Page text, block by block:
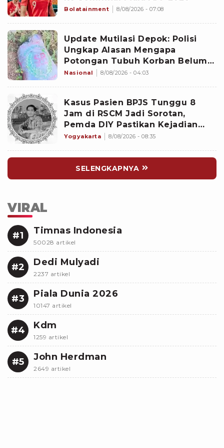
Bolatainment 8/08/2026 - 07:08
Update Mutilasi Depok: Polisi
Ungkap Alasan Mengapa
Potongan Tubuh Korban Belum
Juga Ditemukan
Nasional 8/08/2026 - 04:03
Kasus Pasien BPJS Tunggu 8
Jam di RSCM Jadi Sorotan,
Pemda DIY Pastikan Kejadian
Serupa Tak Terjadi Yogyakarta
Yogyakarta 8/08/2026 - 08:35
SELENGKAPNYA
VIRAL
#1 Timnas Indonesia
50028 artikel
#2 Dedi Mulyadi
2237 artikel
#3 Piala Dunia 2026
10147 artikel
#4 Kdm
1259 artikel
#5 John Herdman
2649 artikel